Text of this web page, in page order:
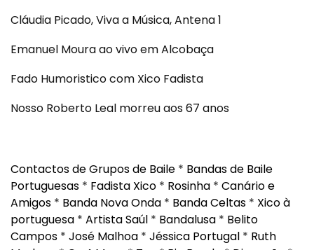
Cláudia Picado, Viva a Música, Antena 1
Emanuel Moura ao vivo em Alcobaça
Fado Humoristico com Xico Fadista
Nosso Roberto Leal morreu aos 67 anos
Contactos de Grupos de Baile * Bandas de Baile
Portuguesas * Fadista Xico * Rosinha * Canário e
Amigos * Banda Nova Onda * Banda Celtas * Xico à
portuguesa * Artista Saúl * Bandalusa * Belito
Campos * José Malhoa * Jéssica Portugal * Ruth